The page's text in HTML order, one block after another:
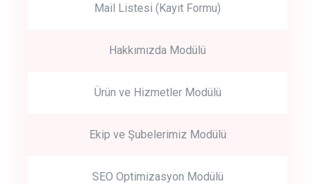
Mail Listesi (Kayıt Formu)
Hakkımızda Modülü
Ürün ve Hizmetler Modülü
Ekip ve Şubelerimiz Modülü
SEO Optimizasyon Modülü